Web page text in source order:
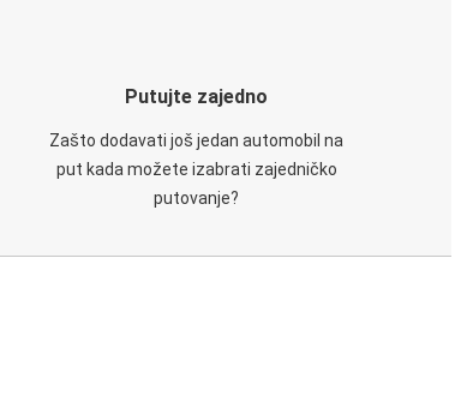
Putujte zajedno
Zašto dodavati još jedan automobil na
put kada možete izabrati zajedničko
putovanje?